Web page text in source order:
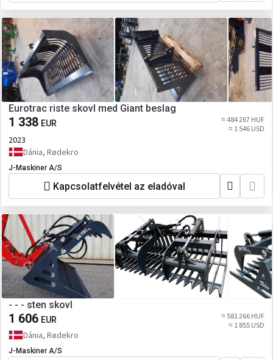
Eurotrac riste skovl med Giant beslag
1 338 EUR
≈ 484 267 HUF
≈ 1 546 USD
2023
Dánia, Rødekro
J-Maskiner A/S
Kapcsolatfelvétel az eladóval
- - - sten skovl
1 606 EUR
≈ 581 266 HUF
≈ 1 855 USD
Dánia, Rødekro
J-Maskiner A/S